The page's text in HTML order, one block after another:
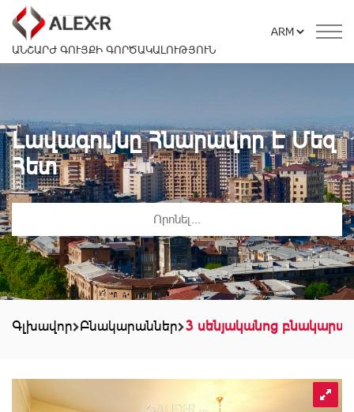
ԱՆՇԱՐԺ ԳՈՒՅՔԻ ԳՈՐԾԱԿԱԼՈՒԹՅՈՒՆ
Լավագույնը Հնարավոր Է Մեզ
Հետ
Գլխավոր Բնակարաններ 3 սենյականոց բնակարան